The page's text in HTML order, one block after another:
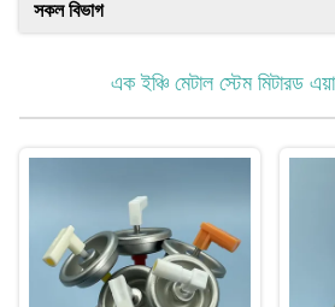
সকল বিভাগ
এক ইঞ্চি মেটাল স্টেম মিটারড